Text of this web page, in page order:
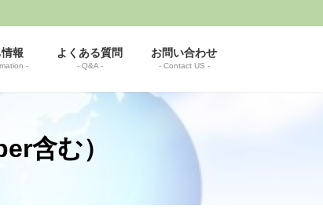
報
-
よくある質問
- Q&A -
お問い合わせ
- Contact US -
含む）